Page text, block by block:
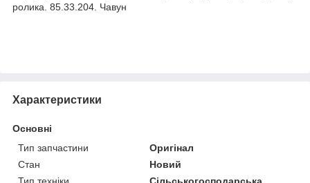
ролика. 85.33.204. Чавун
Характеристики
Основні
Тип запчастини
Оригінал
Стан
Новий
Тип техніки
Сільськогосподарська